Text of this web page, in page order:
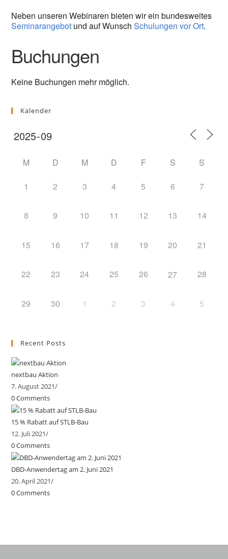
Neben unseren Webinaren bieten wir ein bundesweites
Seminarangebot und auf WunschSchulungen vor Ort.
Buchungen
Keine Buchungen mehr möglich.
Kalender
M D M D F S S
1 2 3 4 5 6 7
8 9 10 11 12 13 14
15 16 17 18 19 20 21
22 23 24 25 26 27 28
29 30 1 2 3 4 5
Recent Posts
nextbau Aktion
7. August 2021/
0 Comments
15 % Rabatt auf STLB-Bau
12. Juli 2021/
0 Comments
DBD-Anwendertag am 2. Juni 2021
20. April 2021/
0 Comments